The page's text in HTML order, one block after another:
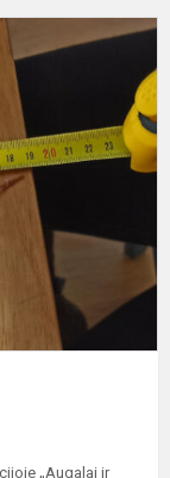
„Augalai ir